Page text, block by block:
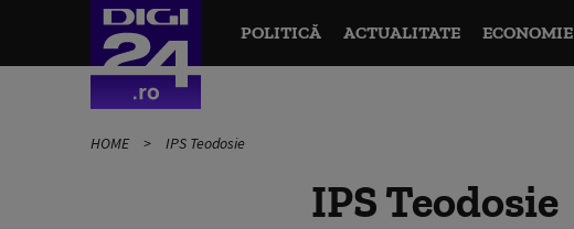
POLITICĂ ACTUALITATE ECONOMIE
HOME IPS Teodosie
IPS Teodosie